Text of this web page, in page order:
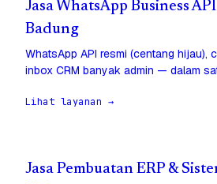
Jasa WhatsApp Business
Badung
WhatsApp API resmi (centang hijau),
inbox CRM banyak admin — dalam
Lihat layanan →
Jasa Pembuatan ERP &